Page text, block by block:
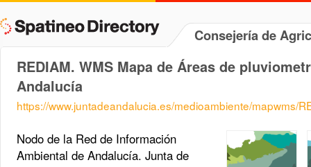
Consejería de
REDIAM. WMS Mapa de Áreas de
Andalucía
https://www.juntadeandalucia.es/medioambiente/mapwms/
Nodo de la Red de Información
Ambiental de Andalucía. Junta de